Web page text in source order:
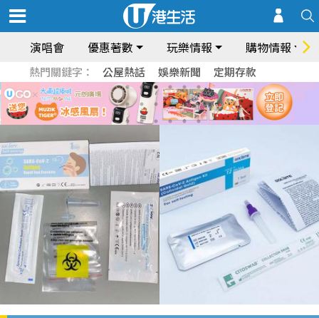
演唱會 優惠著數 玩樂情報 購物情報
熱門關鍵字： 公屋熱話 娛樂新聞 定期存款